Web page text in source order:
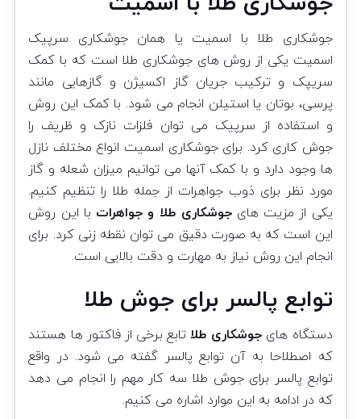
جوشکاری طلا با اسمیت یا همان جوشکاری سرپیک
اسمیت یکی از روش های جوشکاری طلا است که با کمک
سریپک و ترکیب جریان گاز اکسیژن و گازهایی مانند
پرسی، بوتان یا استیلن انجام می شود. با کمک این روش
و استفاده از سرپیک می توان فلزات نازک و ظریف را
جوش کاری کرد. برای جوشکاری اسمیت انواع مختلف نازل
ها وجود دارد و با کمک آنها می توانیم میزان شعله و گاز
مورد نظر برای ذوب جواهرات از جمله طلا را تنظیم کنیم.
یکی از مزیت هایجوشکاری طلا و جواهرات با این روش
این است که به صورت دقیق می توان نقطه زنی کرد. برای
انجام این روش نیاز به مهارت و دقت بالایی است.
توابع پالسر برای جوش طلا
دستگاه های جوشکاری طلا تابع برخی از فاکتور ها هستند
که اصطلاحا به آن توابع پالسر گفته می شود. در واقع
توابع پالسر برای جوش طلا سه کار مهم را انجام می دهد
که در ادامه به این موارد اشاره می کنیم.